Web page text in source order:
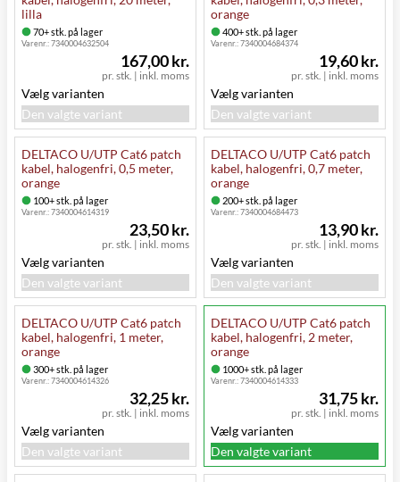
lilla
70+ stk. på lager
Varenr.:7340004632504
pr. stk. | inkl. moms
167,00 kr.
Vælg varianten
Den valgte variant
orange
400+ stk. på lager
Varenr.:7340004684374
pr. stk. | inkl. moms
19,60 kr.
Vælg varianten
Den valgte variant
DELTACO U/UTP Cat6 patch
kabel, halogenfri, 0,5 meter,
orange
100+ stk. på lager
Varenr.:7340004614319
pr. stk. | inkl. moms
23,50 kr.
Vælg varianten
Den valgte variant
DELTACO U/UTP Cat6 patch
kabel, halogenfri, 0,7 meter,
orange
200+ stk. på lager
Varenr.:7340004684473
pr. stk. | inkl. moms
13,90 kr.
Vælg varianten
Den valgte variant
DELTACO U/UTP Cat6 patch
kabel, halogenfri, 1 meter,
orange
300+ stk. på lager
Varenr.:7340004614326
pr. stk. | inkl. moms
32,25 kr.
Vælg varianten
Den valgte variant
DELTACO U/UTP Cat6 patch
kabel, halogenfri, 2 meter,
orange
1000+ stk. på lager
Varenr.:7340004614333
pr. stk. | inkl. moms
31,75 kr.
Vælg varianten
Den valgte variant